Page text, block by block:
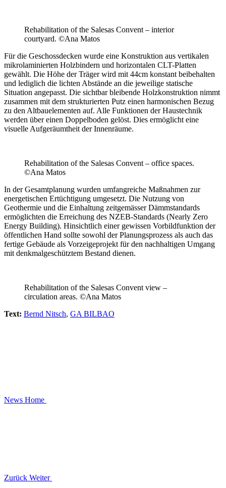
Rehabilitation of the Salesas Convent – interior
courtyard. ©Ana Matos
Für die Geschossdecken wurde eine Konstruktion aus vertikalen
mikrolaminierten Holzbindern und horizontalen CLT-Platten
gewählt. Die Höhe der Träger wird mit 44cm konstant beibehalten
und lediglich die lichten Abstände an die jeweilige statische
Situation angepasst. Die sichtbar bleibende Holzkonstruktion nimmt
zusammen mit dem strukturierten Putz einen harmonischen Bezug
zu den Altbauelementen auf. Alle Funktionen der Haustechnik
werden über einen Doppelboden gelöst. Dies ermöglicht eine
visuelle Aufgeräumtheit der Innenräume.
Rehabilitation of the Salesas Convent – office spaces.
©Ana Matos
In der Gesamtplanung wurden umfangreiche Maßnahmen zur
energetischen Ertüchtigung umgesetzt. Die Nutzung von
Geothermie und die Einhaltung zeitgemässer Dämmstandards
ermöglichten die Erreichung des NZEB-Standards (Nearly Zero
Energy Building). Hinsichtlich einer gewissen Vorbildfunktion der
öffentlichen Hand sollte sowohl der Planungsprozess als auch das
fertige Gebäude als Vorzeigeprojekt für den nachhaltigen Umgang
mit denkmalgeschütztem Bestand dienen.
Rehabilitation of the Salesas Convent view –
circulation areas. ©Ana Matos
Text: Bernd Nitsch, GA BILBAO
News Home
Zurück Weiter